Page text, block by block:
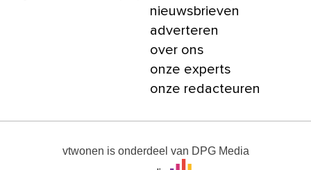
nieuwsbrieven
adverteren
over ons
onze experts
onze redacteuren
vtwonen is onderdeel van DPG Media